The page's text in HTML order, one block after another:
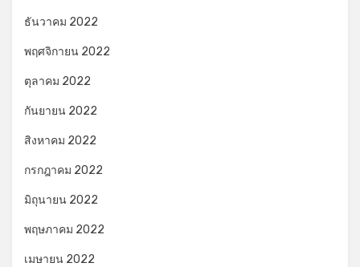
ธันวาคม 2022
พฤศจิกายน 2022
ตุลาคม 2022
กันยายน 2022
สิงหาคม 2022
กรกฎาคม 2022
มิถุนายน 2022
พฤษภาคม 2022
เมษายน 2022